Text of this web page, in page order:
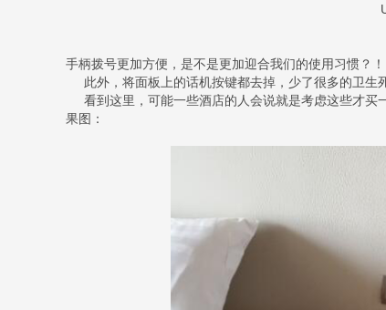
手柄拨号更加方便，是不是更加迎合我们的使用习惯？！
此外，将面板上的话机按键都去掉，少了很多的卫生
看到这里，可能一些酒店的人会说就是考虑这些才买
果图：